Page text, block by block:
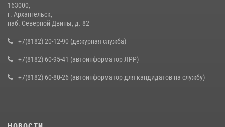
163000,
г. Архангельск,
наб. Северной Двины, д. 82
+7(8182) 20-12-90 (дежурная служба)
+7(8182) 60-95-41 (автоинформатор ЛРР)
+7(8182) 60-80-26 (автоинформатор для кандидатов на службу)